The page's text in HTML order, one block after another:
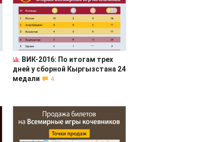
ВИК-2016: По итогам трех
дней у сборной Кыргызстана 24
медали
4